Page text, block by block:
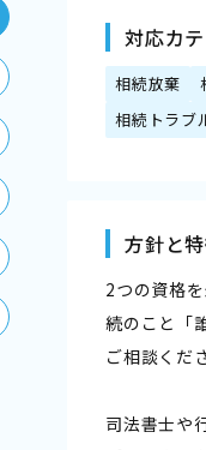
対応カ
相続放棄
相続トラブ
方針と
2つの資格
続のこと「
ご相談くだ
司法書士や